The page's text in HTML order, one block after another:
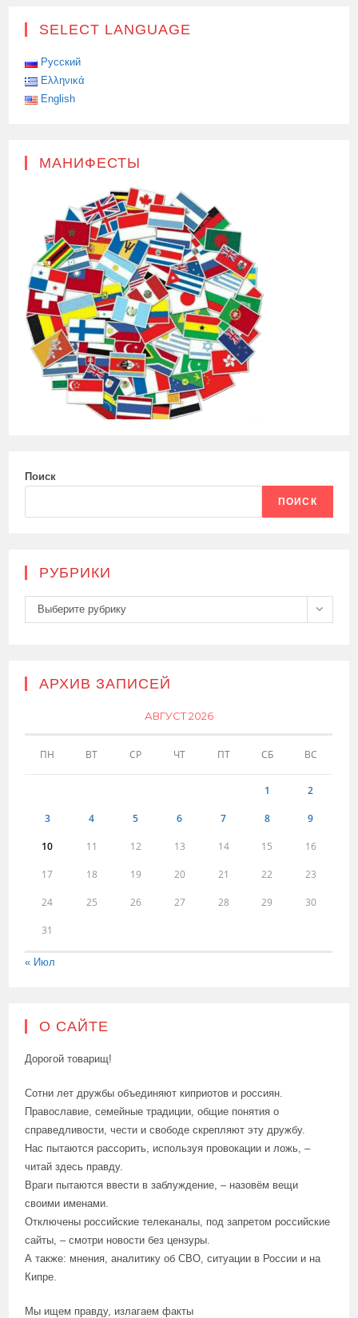
SELECT LANGUAGE
Русский
Ελληνικά
English
МАНИФЕСТЫ
Поиск
ПОИСК
РУБРИКИ
Рубрики
Выберите рубрику
АРХИВ ЗАПИСЕЙ
АВГУСТ 2026
ПН ВТ СР ЧТ ПТ СБ ВС
1 2
3 4 5 6 7 8 9
10 11 12 13 14 15 16
17 18 19 20 21 22 23
24 25 26 27 28 29 30
31
« Июл
О САЙТЕ
Дорогой товарищ!
Сотни лет дружбы объединяют киприотов и россиян.
Православие, семейные традиции, общие понятия о
справедливости, чести и свободе скрепляют эту дружбу.
Нас пытаются рассорить, используя провокации и ложь, –
читай здесь правду.
Враги пытаются ввести в заблуждение, – назовём вещи
своими именами.
Отключены российские телеканалы, под запретом российские
сайты, – смотри новости без цензуры.
А также: мнения, аналитику об СВО, ситуации в России и на
Кипре.
Мы ищем правду, излагаем факты